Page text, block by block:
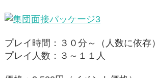
プレイ時間：３０分～（人数に依存）
プレイ人数：３～１１人